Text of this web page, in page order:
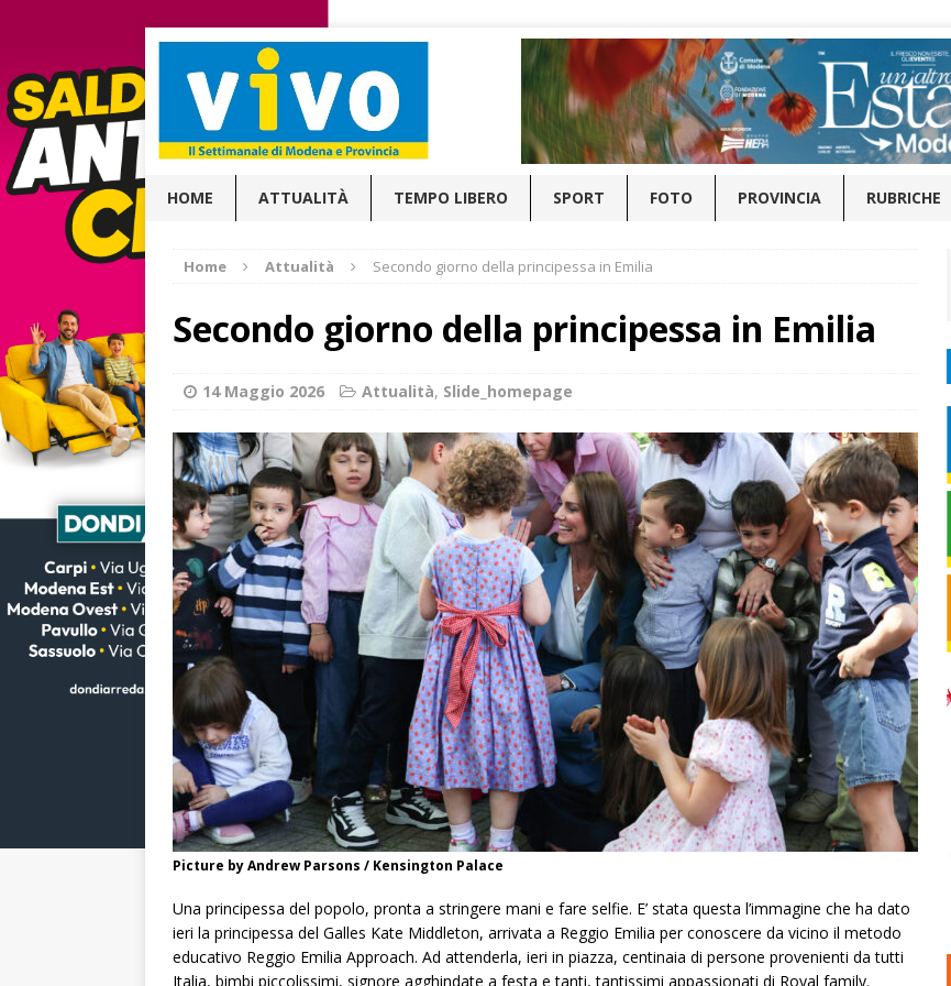
HOME ATTUALITÀ TEMPO LIBERO SPORT FOTO PROVINCIA RUBRICHE
Home Attualità Secondo giorno della principessa in Emilia
Secondo giorno della principessa in Emilia
14 Maggio 2026 Attualità, Slide_homepage
Picture by Andrew Parsons / Kensington Palace
Una principessa del popolo, pronta a stringere mani e fare selfie. E’ stata questa l’immagine che ha dato
ieri la principessa del Galles Kate Middleton, arrivata a Reggio Emilia per conoscere da vicino il metodo
educativo Reggio Emilia Approach. Ad attenderla, ieri in piazza, centinaia di persone provenienti da tutti
Italia, bimbi piccolissimi, signore agghindate a festa e tanti, tantissimi appassionati di Royal family.